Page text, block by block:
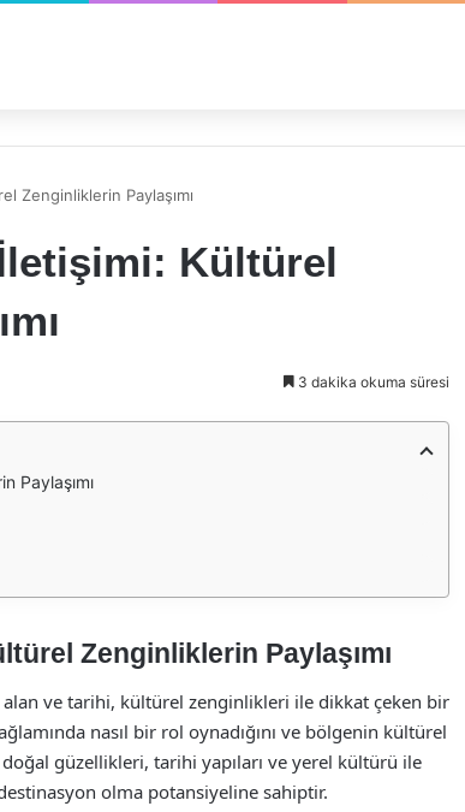
Zenginliklerin Paylaşımı
Kültürel
3 dakika okuma süresi
Paylaşımı
Zenginliklerin Paylaşımı
alan ve tarihi, kültürel zenginlikleri ile dikkat çeken bir
nasıl bir rol oynadığını ve bölgenin kültürel
güzellikleri, tarihi yapıları ve yerel kültürü ile
olma potansiyeline sahiptir.